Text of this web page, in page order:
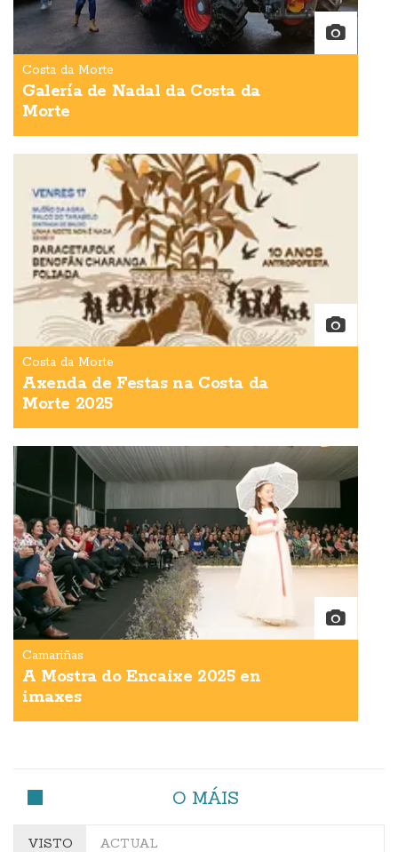
Costa da Morte
Galería de Nadal da Costa da
Morte
Costa da Morte
Axenda de Festas na Costa da
Morte 2025
Camariñas
A Mostra do Encaixe 2025 en
imaxes
O MÁIS
VISTO ACTUAL